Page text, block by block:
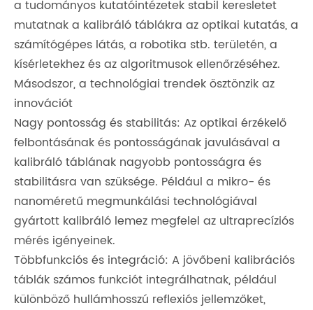
a tudományos kutatóintézetek stabil keresletet
mutatnak a kalibráló táblákra az optikai kutatás, a
számítógépes látás, a robotika stb. területén, a
kísérletekhez és az algoritmusok ellenőrzéséhez.
Másodszor, a technológiai trendek ösztönzik az
innovációt
Nagy pontosság és stabilitás: Az optikai érzékelő
felbontásának és pontosságának javulásával a
kalibráló táblának nagyobb pontosságra és
stabilitásra van szüksége. Például a mikro- és
nanoméretű megmunkálási technológiával
gyártott kalibráló lemez megfelel az ultraprecíziós
mérés igényeinek.
Többfunkciós és integráció: A jövőbeni kalibrációs
táblák számos funkciót integrálhatnak, például
különböző hullámhosszú reflexiós jellemzőket,